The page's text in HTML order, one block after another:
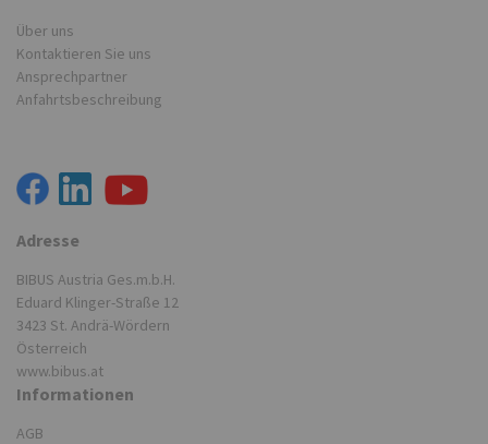
Über uns
Kontaktieren Sie uns
Ansprechpartner
Anfahrtsbeschreibung
Adresse
BIBUS Austria Ges.m.b.H.
Eduard Klinger-Straße 12
3423 St. Andrä-Wördern
Österreich
www.bibus.at
Informationen
AGB